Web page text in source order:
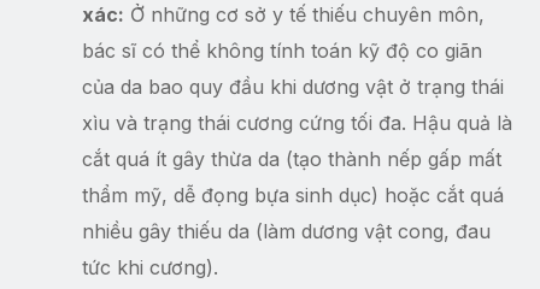
xác: Ở những cơ sở y tế thiếu chuyên môn,
bác sĩ có thể không tính toán kỹ độ co giãn
của da bao quy đầu khi dương vật ở trạng thái
xìu và trạng thái cương cứng tối đa. Hậu quả là
cắt quá ít gây thừa da (tạo thành nếp gấp mất
thẩm mỹ, dễ đọng bựa sinh dục) hoặc cắt quá
nhiều gây thiếu da (làm dương vật cong, đau
tức khi cương).